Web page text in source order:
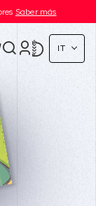
Saber más
IT